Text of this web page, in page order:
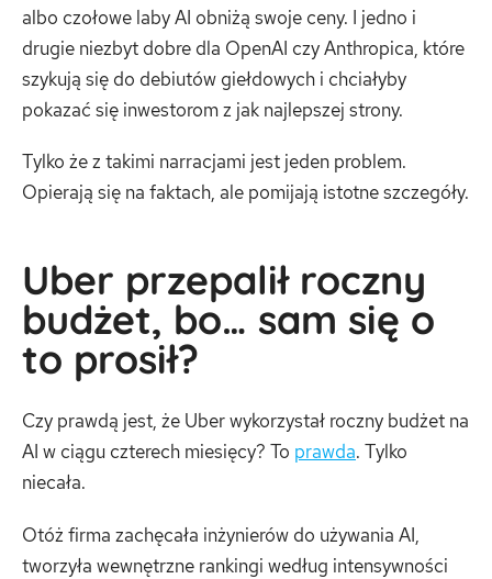
albo czołowe laby AI obniżą swoje ceny. I jedno i
drugie niezbyt dobre dla OpenAI czy Anthropica, które
szykują się do debiutów giełdowych i chciałyby
pokazać się inwestorom z jak najlepszej strony.
Tylko że z takimi narracjami jest jeden problem.
Opierają się na faktach, ale pomijają istotne szczegóły.
Uber przepalił roczny
budżet, bo… sam się o
to prosił?
Czy prawdą jest, że Uber wykorzystał roczny budżet na
AI w ciągu czterech miesięcy? To prawda. Tylko
niecała.
Otóż firma zachęcała inżynierów do używania AI,
tworzyła wewnętrzne rankingi według intensywności